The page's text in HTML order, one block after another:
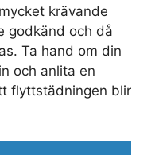
krävande
godkänd och då
Ta hand om din
och anlita en
flyttstädningen blir